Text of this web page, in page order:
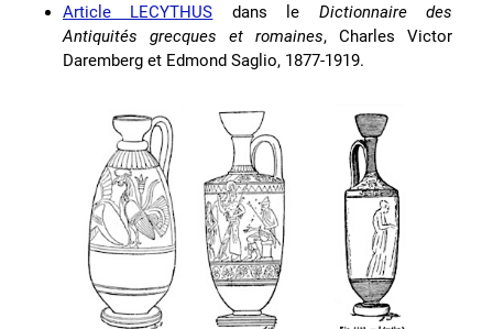
Article LECYTHUS dans le Dictionnaire des
Antiquités grecques et romaines, Charles Victor
Daremberg et Edmond Saglio, 1877-1919.